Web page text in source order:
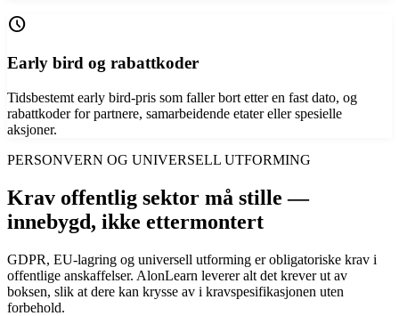
schedule
Early bird og rabattkoder
Tidsbestemt early bird-pris som faller bort etter en fast dato, og
rabattkoder for partnere, samarbeidende etater eller spesielle
aksjoner.
PERSONVERN OG UNIVERSELL UTFORMING
Krav offentlig sektor må stille —
innebygd, ikke ettermontert
GDPR, EU-lagring og universell utforming er obligatoriske krav i
offentlige anskaffelser. AlonLearn leverer alt det krever ut av
boksen, slik at dere kan krysse av i kravspesifikasjonen uten
forbehold.